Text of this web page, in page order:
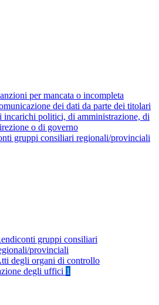
per mancata o incompleta
dei dati da parte dei titolari
incarichi politici, di amministrazione, di
o di governo
gruppi consiliari regionali/provinciali
gruppi consiliari
provinciali
degli organi di controllo
degli uffici 1